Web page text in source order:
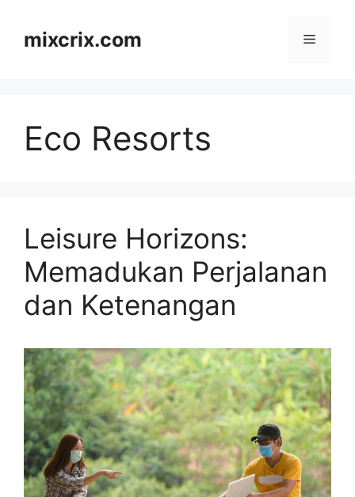
contentmixcrix.com Menu
Eco Resorts
Leisure Horizons:
Memadukan Perjalanan
dan Ketenangan